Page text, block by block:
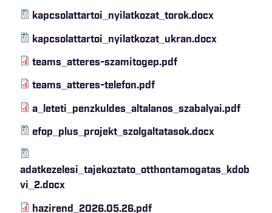
kapcsolattartoi_nyilatkozat_torok.docx
kapcsolattartoi_nyilatkozat_ukran.docx
teams_atteres-szamitogep.pdf
teams_atteres-telefon.pdf
a_leteti_penzkuldes_altalanos_szabalyai.pdf
efop_plus_projekt_szolgaltatasok.docx
adatkezelesi_tajekoztato_otthontamogatas_kdob
vi_2.docx
hazirend_2026.05.26.pdf